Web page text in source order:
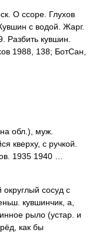
О ссоре. Глухов
с водой. Жарг.
Разбить кувшин.
1988, 138; БотСан,
обл.), муж.
кверху, с ручкой.
1935 1940 …
сосуд с
кувшинчик, а,
рыло (устар. и
как бы